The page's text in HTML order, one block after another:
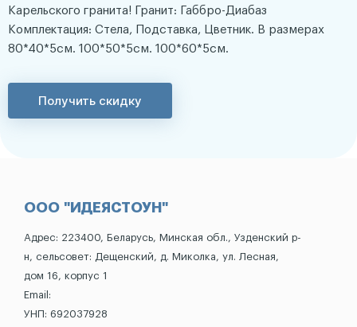
Карельского гранита! Гранит: Габбро-Диабаз
Комплектация: Стела, Подставка, Цветник. В размерах
80*40*5см. 100*50*5см. 100*60*5см.
Получить скидку
ООО "ИДЕЯСТОУН"
Адрес: 223400, Беларусь, Минская обл., Узденский р-
н, сельсовет: Дещенский, д. Миколка, ул. Лесная,
дом 16, корпус 1
Email:
УНП: 692037928